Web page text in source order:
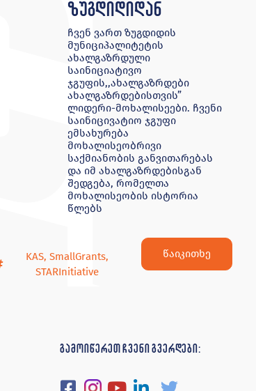
ზუგდიდიდან
ჩვენ ვართ ზუგდიდის
მუნიციპალიტეტის
ახალგაზრდული
საინიციატივო
ჯგუფის,,ახალგაზრდები
ახალგაზრდებისთვის”
ლიდერი-მოხალისეები. ჩვენი
საინიცივატიო ჯგუფი
ემსახურება
მოხალისეობრივი
საქმიანობის განვითარებას
და იმ ახალგაზრდებისგან
შედგება, რომელთა
მოხალისეობის ისტორია
წლებს
KAS, SmallGrants,
STARInitiative
წაიკითხე
გამოიწერეთ ჩვენი გვერდები: